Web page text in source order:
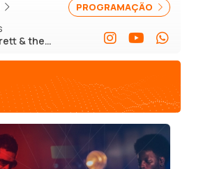
PROGRAMAÇÃO
& the